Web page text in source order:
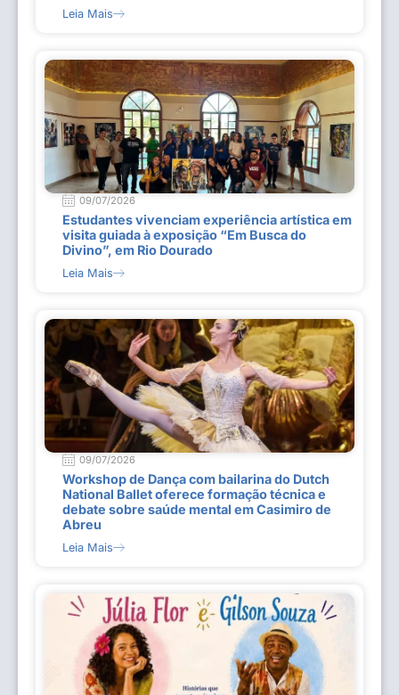
Leia Mais
09/07/2026
Estudantes vivenciam experiência artística em
visita guiada à exposição “Em Busca do
Divino”, em Rio Dourado
Leia Mais
09/07/2026
Workshop de Dança com bailarina do Dutch
National Ballet oferece formação técnica e
debate sobre saúde mental em Casimiro de
Abreu
Leia Mais